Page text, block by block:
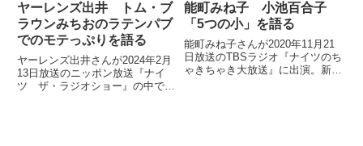
ヤーレンズ出井 トム・ブ
ラウンみちおのラテンパブ
でのモテっぷりを語る
ヤーレンズ出井さんが2024年2月
13日放送のニッポン放送『ナイ
ツ ザ・ラジオショー』の中でト
能町みね子 小池百合子
「5つの小」を語る
能町みね子さんが2020年11月21
日放送のTBSラジオ『ナイツのち
ゃきちゃき大放送』に出演。新型